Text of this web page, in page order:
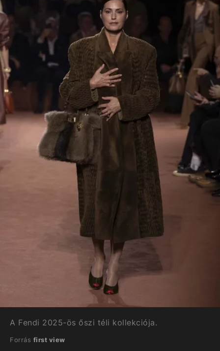
A Fendi 2025-ös őszi téli kollekciója.
Forrás first view